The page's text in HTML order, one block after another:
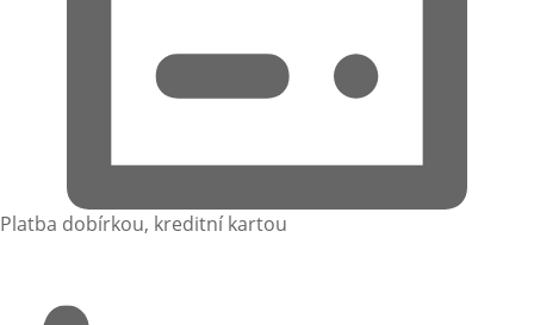
Platba dobírkou, kreditní kartou